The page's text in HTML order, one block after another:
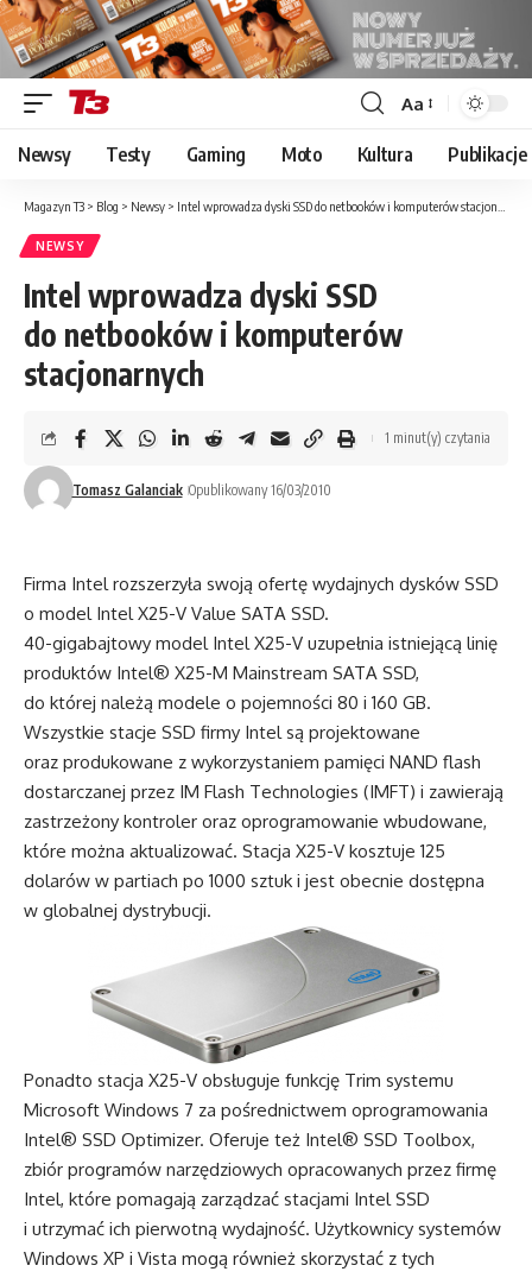
Font
Resizer
Aa
Newsy Testy Gaming Moto Kultura Publikacje
Magazyn T3 > Blog > Newsy > Intel wprowadza dyski SSD do netbooków i komputerów stacjonarnych
NEWSY
Intel wprowadza dyski SSD
do netbooków i komputerów
stacjonarnych
Tomasz Galanciak Opublikowany 16/03/2010
1 minut(y) czytania
Firma Intel rozszerzyła swoją ofertę wydajnych dysków SSD
o model Intel X25-V Value SATA SSD.
40-gigabajtowy model Intel X25-V uzupełnia istniejącą linię
produktów Intel® X25-M Mainstream SATA SSD,
do której należą modele o pojemności 80 i 160 GB.
Wszystkie stacje SSD firmy Intel są projektowane
oraz produkowane z wykorzystaniem pamięci NAND flash
dostarczanej przez IM Flash Technologies (IMFT) i zawierają
zastrzeżony kontroler oraz oprogramowanie wbudowane,
które można aktualizować. Stacja X25-V kosztuje 125
dolarów w partiach po 1000 sztuk i jest obecnie dostępna
w globalnej dystrybucji.
Ponadto stacja X25-V obsługuje funkcję Trim systemu
Microsoft Windows 7 za pośrednictwem oprogramowania
Intel® SSD Optimizer. Oferuje też Intel® SSD Toolbox,
zbiór programów narzędziowych opracowanych przez firmę
Intel, które pomagają zarządzać stacjami Intel SSD
i utrzymać ich pierwotną wydajność. Użytkownicy systemów
Windows XP i Vista mogą również skorzystać z tych